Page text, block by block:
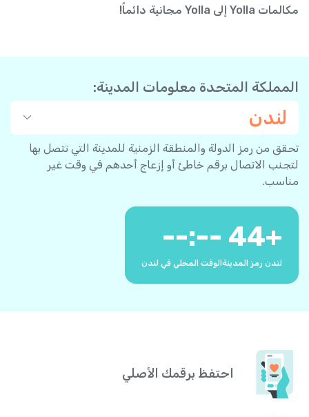
مكالمات Yolla إلى Yolla مجانية دائماً!
المملكة المتحدة معلومات المدينة:
لندن
تحقق من رمز الدولة والمنطقة الزمنية للمدينة التي تتصل بها
لتجنب الاتصال برقم خاطئ أو إزعاج أحدهم في وقت غير
مناسب.
+
44
لندن رمز المدينة
--:--
الوقت المحلي في لندن
احتفظ برقمك الأصلي